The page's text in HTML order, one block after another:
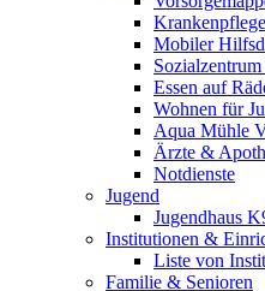
Krankenpflege
Mobiler
Sozialzentrum
Essen auf
Wohnen für
Aqua Mühle
Ärzte &
Notdienste
Jugend
Jugendhaus
Institutionen &
Liste von
Familie & Senioren